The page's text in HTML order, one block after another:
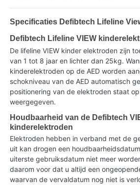
Specificaties Defibtech Lifeline
Defibtech Lifeline VIEW
De lifeline VIEW kinder elektroden zijn
van 1 tot 8 jaar en lichter dan 25kg.
kinderelektroden op de AED worden
schokniveau van de AED automatisch
positionering van de elektroden staat
weergegeven.
Houdbaarheid van de Defibtech
kinderelektroden
Elektroden hebben in verband met de
uit kan drogen een
uiterste gebruiksdatum niet meer
daarom voor dat u altijd een
waarvan de vervaldatum nog niet is